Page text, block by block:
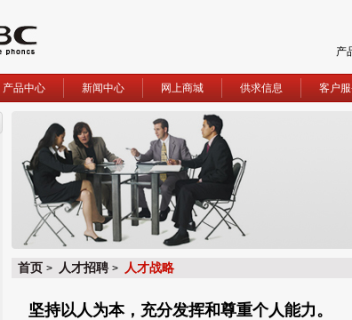
产
产品中心 新闻中心 网上商城 供求信息 客户
首页 > 人才招聘 > 人才战略
坚持以人为本，充分发挥和尊重个人能力。